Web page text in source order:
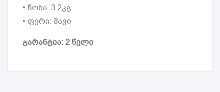
• წონა: 3.2კგ
• ფერი: შავი
გარანტია: 2 წელი